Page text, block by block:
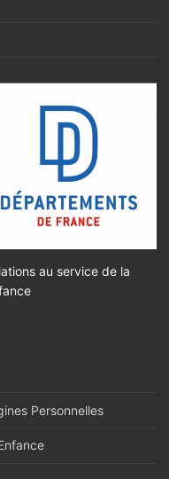
au service de la
Personnelles